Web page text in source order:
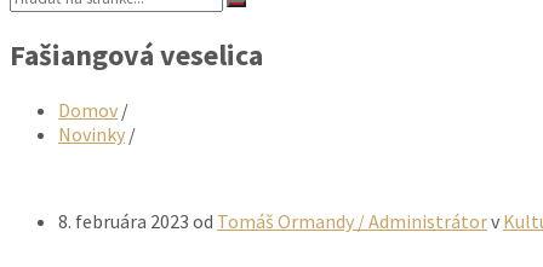
Fašiangová veselica
Domov /
Novinky /
8. februára 2023 od Tomáš Ormandy / Administrátorv